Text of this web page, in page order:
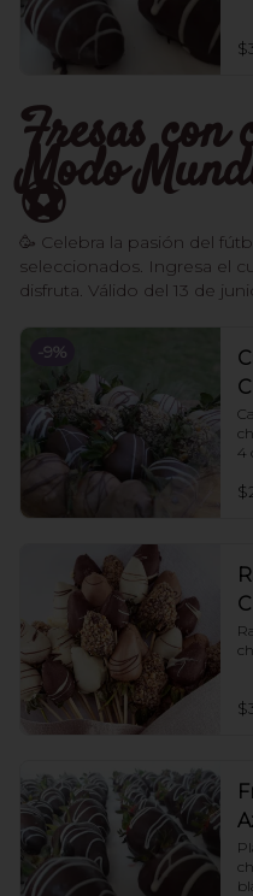
Fresas con
Modo
⚽️
🥳 Celebra la pasión del
seleccionados. Ingresa el
disfruta. Válido del 13 de
-9%
4